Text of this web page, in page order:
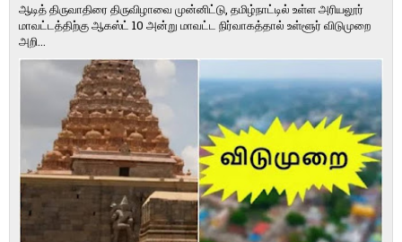
ஆடித் திருவாதிரை திருவிழாவை முன்னிட்டு, தமிழ்நாட்டில் உள்ள அரியலூர்
மாவட்டத்திற்கு ஆகஸ்ட் 10 அன்று மாவட்ட நிர்வாகத்தால் உள்ளூர் விடுமுறை
அறி...